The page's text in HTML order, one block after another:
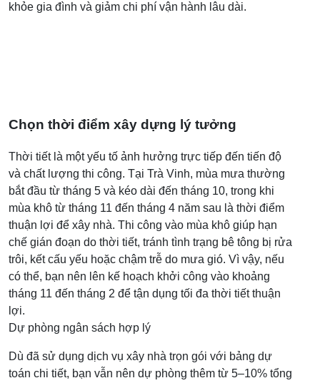
khỏe gia đình và giảm chi phí vận hành lâu dài.
Chọn thời điểm xây dựng lý tưởng
Thời tiết là một yếu tố ảnh hưởng trực tiếp đến tiến độ
và chất lượng thi công. Tại Trà Vinh, mùa mưa thường
bắt đầu từ tháng 5 và kéo dài đến tháng 10, trong khi
mùa khô từ tháng 11 đến tháng 4 năm sau là thời điểm
thuận lợi để xây nhà. Thi công vào mùa khô giúp hạn
chế gián đoạn do thời tiết, tránh tình trạng bê tông bị rửa
trôi, kết cấu yếu hoặc chậm trễ do mưa gió. Vì vậy, nếu
có thể, bạn nên lên kế hoạch khởi công vào khoảng
tháng 11 đến tháng 2 để tận dụng tối đa thời tiết thuận
lợi.
Dự phòng ngân sách hợp lý
Dù đã sử dụng dịch vụ xây nhà trọn gói với bảng dự
toán chi tiết, bạn vẫn nên dự phòng thêm từ 5–10% tổng